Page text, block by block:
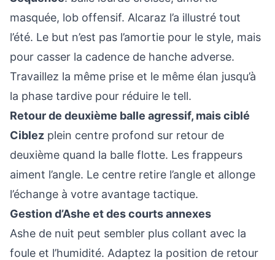
masquée, lob offensif. Alcaraz l’a illustré tout
l’été. Le but n’est pas l’amortie pour le style, mais
pour casser la cadence de hanche adverse.
Travaillez la même prise et le même élan jusqu’à
la phase tardive pour réduire le tell.
Retour de deuxième balle agressif, mais ciblé
Ciblez plein centre profond sur retour de
deuxième quand la balle flotte. Les frappeurs
aiment l’angle. Le centre retire l’angle et allonge
l’échange à votre avantage tactique.
Gestion d’Ashe et des courts annexes
Ashe de nuit peut sembler plus collant avec la
foule et l’humidité. Adaptez la position de retour